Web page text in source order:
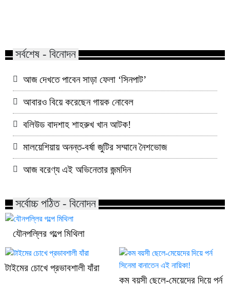
সর্বশেষ - বিনোদন
আজ দেখতে পাবেন সাড়া ফেলা ‘সিনপাট’
আবারও বিয়ে করেছেন গায়ক নোবেল
বলিউড বাদশাহ শাহরুখ খান আটক!
মালয়েশিয়ায় অনন্ত-বর্ষা জুটির সম্মানে নৈশভোজ
আজ বরেণ্য এই অভিনেতার জন্মদিন
সর্বোচ্চ পঠিত - বিনোদন
যৌনপল্লির গল্পে মিথিলা
টাইমের চোখে প্রভাবশালী যাঁরা
কম বয়সী ছেলে-মেয়েদের দিয়ে পর্ন